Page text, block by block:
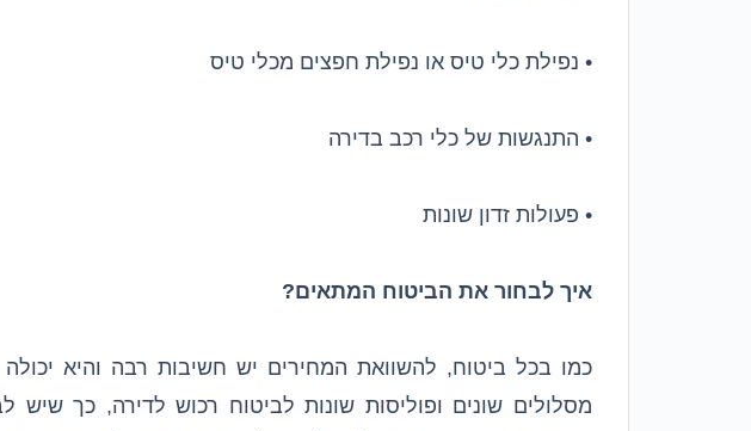
• נפילת כלי טיס או נפילת חפצים מכלי טיס
• התנגשות של כלי רכב בדירה
• פעולות זדון שונות
איך לבחור את הביטוח המתאים?
כמו בכל ביטוח, להשוואת המחירים יש חשיבות רבה והיא
מסלולים שונים ופוליסות שונות לביטוח רכוש לדירה, כך שיש